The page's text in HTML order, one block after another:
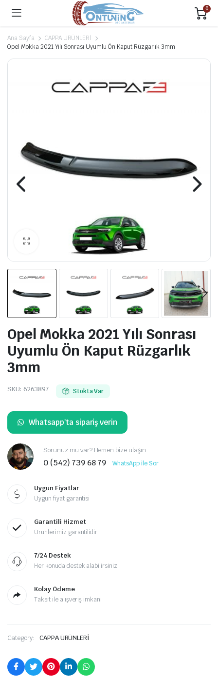
0
Ana Sayfa
CAPPA ÜRÜNLERİ
Opel Mokka 2021 Yılı Sonrası Uyumlu Ön Kaput Rüzgarlık 3mm
Opel Mokka 2021 Yılı Sonrası
Uyumlu Ön Kaput Rüzgarlık
3mm
SKU: 6263897 Stokta Var
Whatsapp'ta sipariş verin
Sorunuz mu var? Hemen bize ulaşın
0 (542) 739 68 79 WhatsApp ile Sor
Uygun Fiyatlar
Uygun fiyat garantisi
Garantili Hizmet
Ürünlerimiz garantilidir
7/24 Destek
Her konuda destek alabilirsiniz
Kolay Ödeme
Taksit ile alışveriş imkanı
Category: CAPPA ÜRÜNLERİ